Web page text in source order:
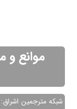
موانع و
شبکه مترجمین